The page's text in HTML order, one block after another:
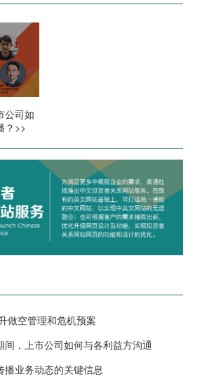
公司如
？>>
做空管理和危机预案
间，上市公司如何与各利益方沟通
业务动态的关键信息